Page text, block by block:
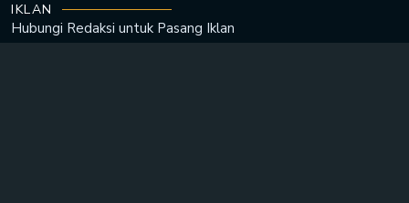
IKLAN
Hubungi Redaksi untuk Pasang Iklan